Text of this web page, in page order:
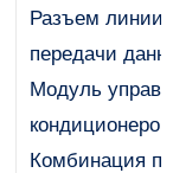
Разъем линии
передачи
Модуль
Комбинация